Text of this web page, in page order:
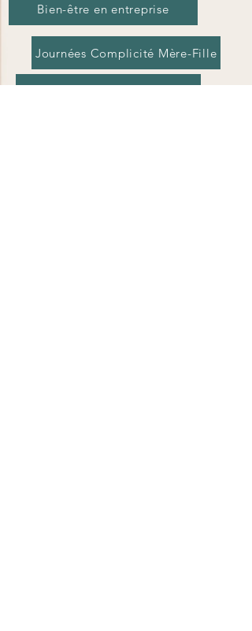
Bien-être en entreprise
Journées Complicité Mère-Fille